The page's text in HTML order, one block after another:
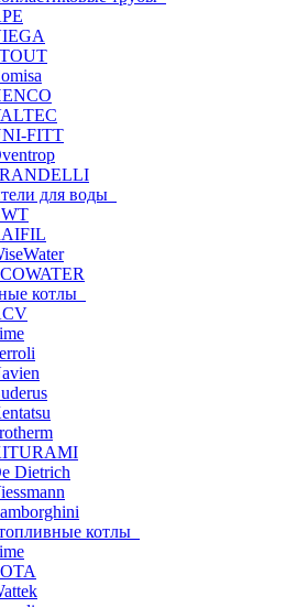
FITT
для воды
котлы
Dietrich
котлы